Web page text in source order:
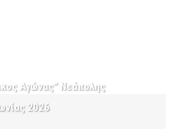
Αγώνας” Νεάπολης
2026